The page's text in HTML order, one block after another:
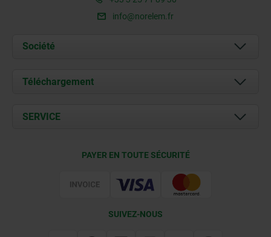
info@norelem.fr
Société
À propos de nous
Contact
Téléchargement
Documents
SERVICE
PAYER EN TOUTE SÉCURITÉ
SUIVEZ-NOUS